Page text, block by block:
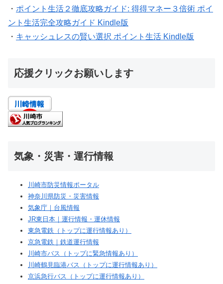
・ ポイント生活２徹底攻略ガイド: 得得マネー３倍術 ポイ
ント生活完全攻略ガイド Kindle版
・ キャッシュレスの賢い選択 ポイント生活 Kindle版
応援クリックお願いします
気象・災害・運行情報
川崎市防災情報ポータル
神奈川県防災・災害情報
気象庁｜台風情報
JR東日本｜運行情報・運休情報
東急電鉄（トップに運行情報あり）
京急電鉄｜鉄道運行情報
川崎市バス（トップに緊急情報あり）
川崎鶴見臨港バス（トップに運行情報あり）
京浜急行バス（トップに運行情報あり）